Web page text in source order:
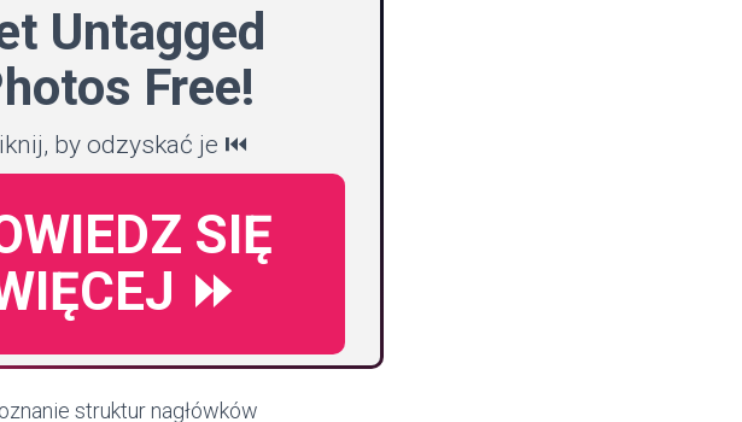
Untagged
Free!
by odzyskać je ⏮️
SIĘ
⏩
struktur nagłówków